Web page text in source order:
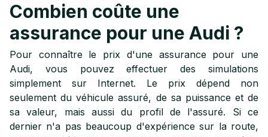
Combien coûte une
assurance pour une Audi ?
Pour connaître le prix d'une assurance pour une
Audi, vous pouvez effectuer des simulations
simplement sur Internet. Le prix dépend non
seulement du véhicule assuré, de sa puissance et de
sa valeur, mais aussi du profil de l'assuré. Si ce
dernier n'a pas beaucoup d'expérience sur la route,